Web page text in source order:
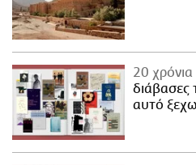
20 χρόνια
διάβασες
αυτό